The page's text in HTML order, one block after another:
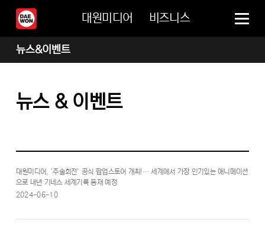
대원미디어 비즈니스
뉴스&이벤트
뉴스 & 이벤트
대원미디어, ‘주술회전’ 공식 팝업스토어 개최!… 세계에서 가장 인기있는 애니메이션
으로 내년 기네스 세계기록 등재 예정
2024-06-10